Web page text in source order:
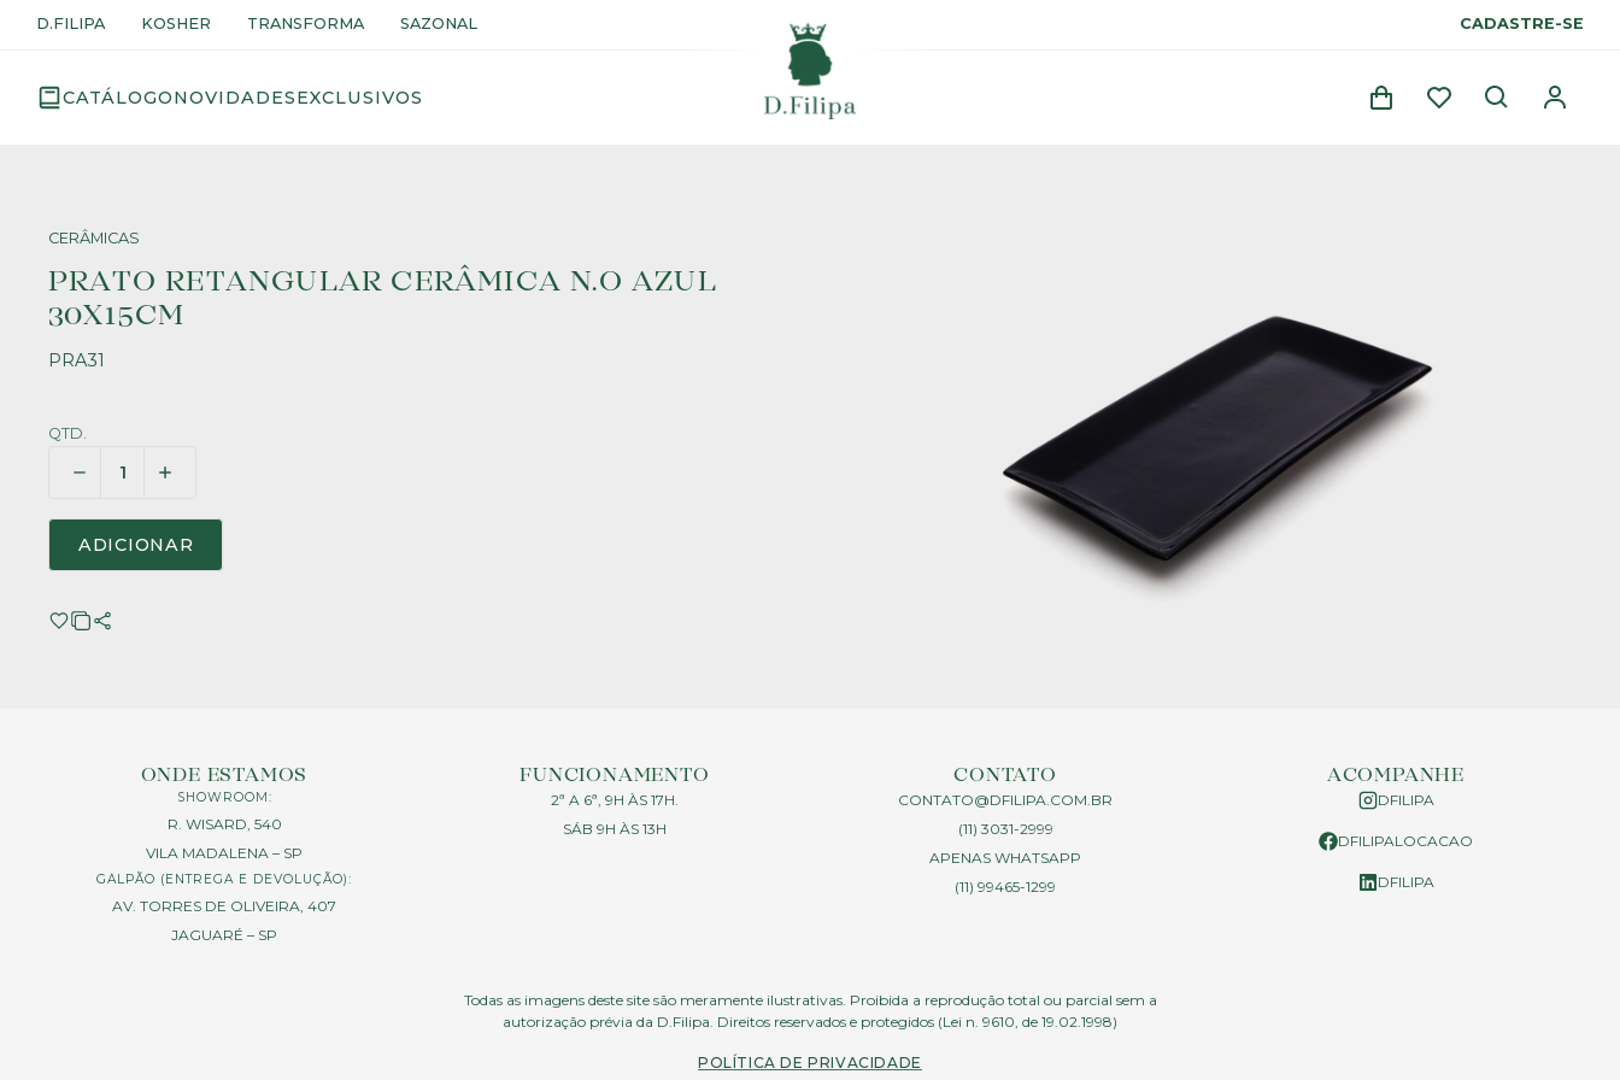
D.FILIPA KOSHER TRANSFORMA SAZONAL CADASTRE-SE
CATÁLOGONOVIDADESEXCLUSIVOS
CERÂMICAS
PRATO RETANGULAR CERÂMICA N.O AZUL
30X15CM
PRA31
QTD.
ADICIONAR
ONDE ESTAMOS
SHOWROOM:
R. WISARD, 540
VILA MADALENA – SP
GALPÃO (ENTREGA E DEVOLUÇÃO):
AV. TORRES DE OLIVEIRA, 407
JAGUARÉ – SP
FUNCIONAMENTO
2ª A 6ª, 9H ÀS 17H.
SÁB 9H ÀS 13H
CONTATO
CONTATO@DFILIPA.COM.BR
(11) 3031-2999
APENAS WHATSAPP
(11) 99465-1299
ACOMPANHE
DFILIPA
DFILIPALOCACAO
DFILIPA
Todas as imagens deste site são meramente ilustrativas. Proibida a reprodução total ou parcial sem a
autorização prévia da D.Filipa. Direitos reservados e protegidos (Lei n. 9610, de 19.02.1998)
POLÍTICA DE PRIVACIDADE